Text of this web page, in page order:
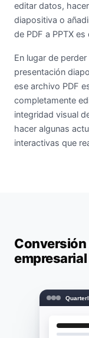
editar datos,
diapositiva o
de PDF a PPTX
En lugar de
presentación
ese archivo PDF
completamente
integridad visual
hacer algunas
interactivas que
Conversión
empresarial